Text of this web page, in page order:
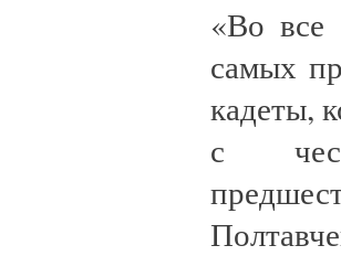
«Во все
самых
кадеты,
с